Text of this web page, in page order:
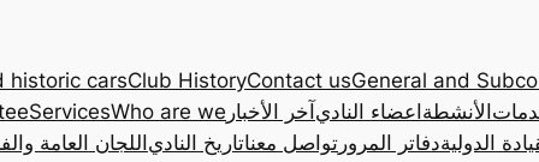
historic carsClub HistoryContact usGeneral and
ServicesWho are we آخر الأخبار اعضاء النادي الأنشطة
اللجان العامة تاريخ الناديتواصل معنا دفاتر المرورالدولية